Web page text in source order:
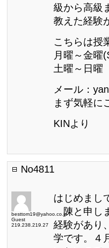
級から高級
教えた経験
こちらは授
月曜～金曜
土曜～日
メール：
まず気軽に
KINより
No4811
besttom19@yahoo.co.jp
Guest
219.238.219.27
はじめまし
陳と申しま
経験があり
学です。４